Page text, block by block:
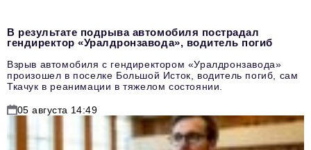
В результате подрыва автомобиля пострадал
гендиректор «Уралдронзавода», водитель погиб
Взрыв автомобиля с гендиректором «Уралдронзавода»
произошел в поселке Большой Исток, водитель погиб, сам
Ткачук в реанимации в тяжелом состоянии.
05 августа 14:49